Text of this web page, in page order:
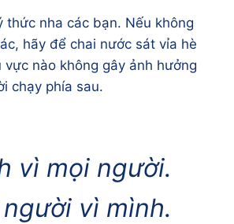
thức nha các bạn. Nếu không
hãy để chai nước sát vỉa hè
vực nào không gây ảnh hưởng
chạy phía sau.
vì mọi người.
vì mình.